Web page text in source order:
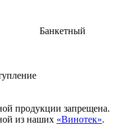
Банкетный
продукции запрещена.
из наших «Винотек».